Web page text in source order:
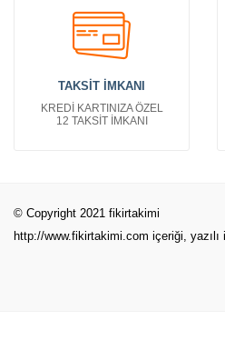
TAKSİT İMKANI
KREDİ KARTINIZA ÖZEL
12 TAKSİT İMKANI
© Copyright 2021 fikirtakimi
http://www.fikirtakimi.com içeriği, yazılı